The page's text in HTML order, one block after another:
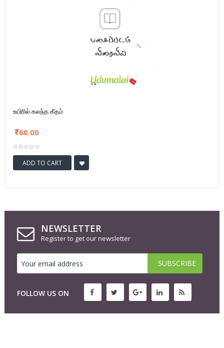
உயிரில் கலந்த கீதம்
60.00
ADD TO CART
NEWSLETTER
Register to get our newsletter
FOLLOW US ON